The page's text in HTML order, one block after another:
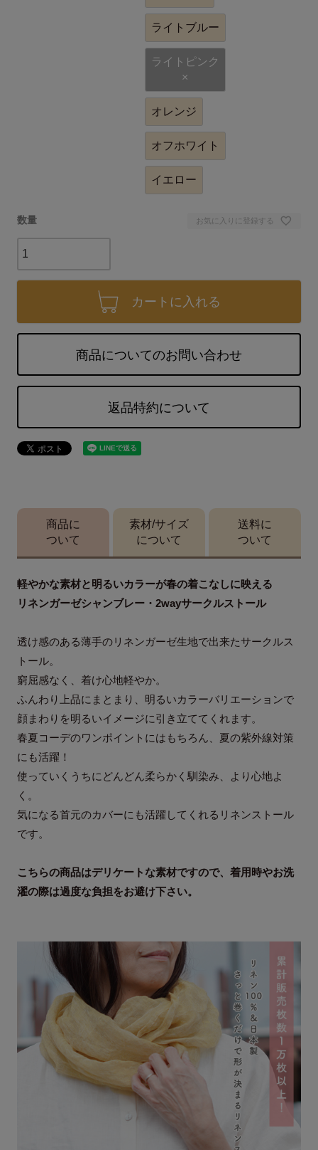
ライトブルー
ライトピンク
×
オレンジ
オフホワイト
イエロー
お気に入りに登録する
カートに入れる
商品についてのお問い合わせ
返品特約について
商品に
ついて
素材/サイズ
について
送料に
ついて
軽やかな素材と明るいカラーが春の着こなしに映える
リネンガーゼシャンブレー・2wayサークルストール
透け感のある薄手のリネンガーゼ生地で出来たサークルス
トール。
窮屈感なく、着け心地軽やか。
ふんわり上品にまとまり、明るいカラーバリエーションで
顔まわりを明るいイメージに引き立ててくれます。
春夏コーデのワンポイントにはもちろん、夏の紫外線対策
にも活躍！
使っていくうちにどんどん柔らかく馴染み、より心地よ
く。
気になる首元のカバーにも活躍してくれるリネンストール
です。
こちらの商品はデリケートな素材ですので、着用時やお洗
濯の際は過度な負担をお避け下さい。
素材
リネン100％
サイズ
サイズ
145cm
57cm
全国一律料金：330円
まで同梱可能
通常便の送料について
お買い上げ金額11,000円(税込)以上にて送料無料（一部地域
東北・関東・北信越・東海・関西：880円